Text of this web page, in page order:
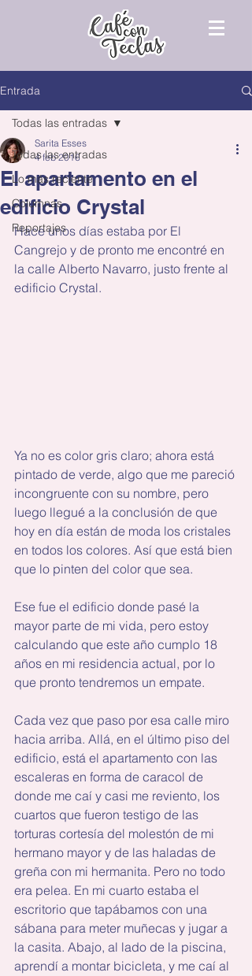
Entrada
Todas las entradas
Lo más reciente
Columnas
Reportajes
Todas las entradas
El apartamento en el
edificio Crystal
Sarita Esses
4 feb 2016
Hace unos días estaba por El
Cangrejo y de pronto me encontré en
la calle Alberto Navarro, justo frente al
edificio Crystal.
Ya no es color gris claro; ahora está
pintado de verde, algo que me pareció
incongruente con su nombre, pero
luego llegué a la conclusión de que
hoy en día están de moda los cristales
en todos los colores. Así que está bien
que lo pinten del color que sea.
Ese fue el edificio donde pasé la
mayor parte de mi vida, pero estoy
calculando que este año cumplo 18
años en mi residencia actual, por lo
que pronto tendremos un empate.
Cada vez que paso por esa calle miro
hacia arriba. Allá, en el último piso del
edificio, está el apartamento con las
escaleras en forma de caracol de
donde me caí y casi me reviento, los
cuartos que fueron testigo de las
torturas cortesía del molestón de mi
hermano mayor y de las haladas de
greña con mi hermanita. Pero no todo
era pelea. En mi cuarto estaba el
escritorio que tapábamos con una
sábana para meter muñecas y jugar a
la casita. Abajo, al lado de la piscina,
aprendí a montar bicicleta, y me caí al